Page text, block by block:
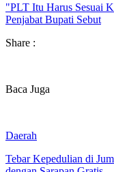
"PLT Itu Harus Sesuai
Penjabat Bupati Sebut
Share :
Baca Juga
Daerah
Tebar Kepedulian di